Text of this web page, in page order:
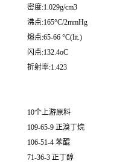
密度:1.029g/cm3
沸点:165°C/2mmHg
熔点:65-66 °C(lit.)
闪点:132.4oC
折射率:1.423
10个上游原料
109-65-9 正溴丁烷
106-51-4 苯醌
71-36-3 正丁醇